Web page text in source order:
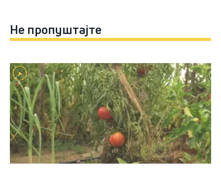
Не пропуштајте